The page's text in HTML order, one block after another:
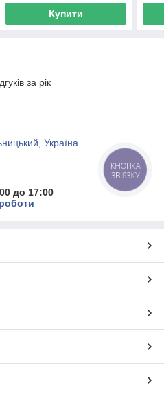
Купити
за рік
Україна
до 17:00
КНОПКА
ЗВ'ЯЗКУ